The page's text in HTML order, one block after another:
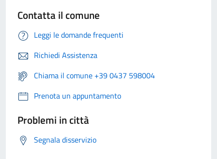
Contatta il comune
Leggi le domande frequenti
Richiedi Assistenza
Chiama il comune +39 0437 598004
Prenota un appuntamento
Problemi in città
Segnala disservizio